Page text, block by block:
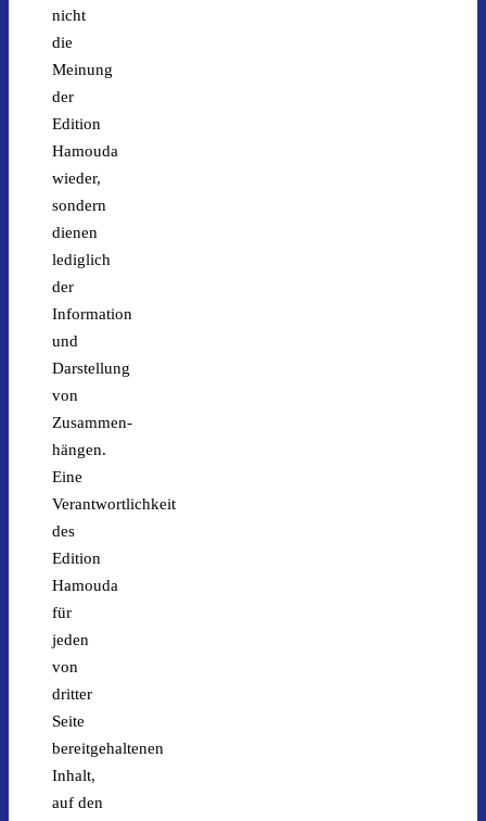
nicht
die
Meinung
der
Edition
Hamouda
wieder,
sondern
dienen
lediglich
der
Information
und
Darstellung
von
Zusammen-
hängen.
Eine
Verantwortlichkeit
des
Edition
Hamouda
für
jeden
von
dritter
Seite
bereitgehaltenen
Inhalt,
auf den